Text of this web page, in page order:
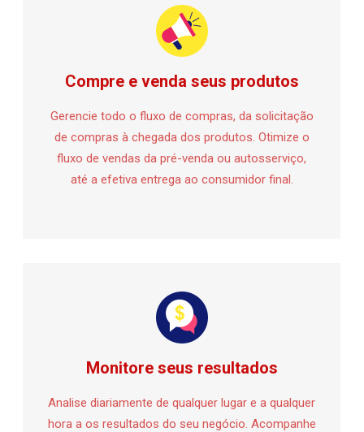
Compre e venda seus produtos
Gerencie todo o fluxo de compras, da solicitação
de compras à chegada dos produtos. Otimize o
fluxo de vendas da pré-venda ou autosserviço,
até a efetiva entrega ao consumidor final.
Monitore seus resultados
Analise diariamente de qualquer lugar e a qualquer
hora a os resultados do seu negócio. Acompanhe